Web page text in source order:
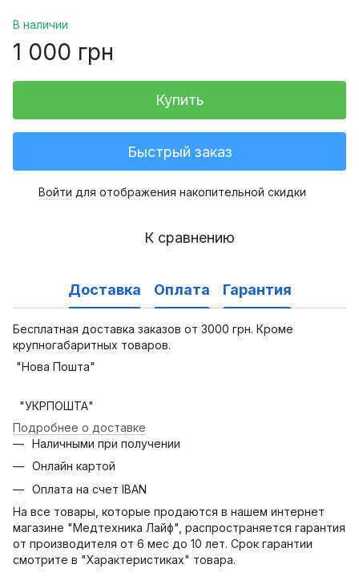
В наличии
1 000 грн
Купить
Быстрый заказ
Войти для отображения накопительной скидки
К сравнению
Доставка Оплата Гарантия
Бесплатная доставка заказов от 3000 грн. Кроме
крупногабаритных товаров.
"Нова Пошта"
"УКРПОШТА"
Подробнее о доставке
Наличными при получении
Онлайн картой
Оплата на счет IBAN
На все товары, которые продаются в нашем интернет
магазине "Медтехника Лайф", распространяется гарантия
от производителя от 6 мес до 10 лет. Срок гарантии
смотрите в "Характеристиках" товара.